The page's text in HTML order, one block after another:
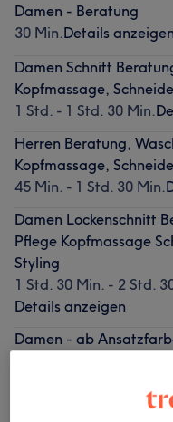
Damen - Beratung
30 Min.Details anzeigen
Damen Schnitt
Kopfmassage,
1 Std. - 1 Std. 30 Min.
Herren Beratung,
Kopfmassage,
45 Min. - 1 Std. 30 Min.
Damen Lockenschnitt
Pflege Kopfmassage
Styling
1 Std. 30 Min. - 2 Std.
Details anzeigen
Damen - ab
1 Std. 35 Min. - 2 Std. 5